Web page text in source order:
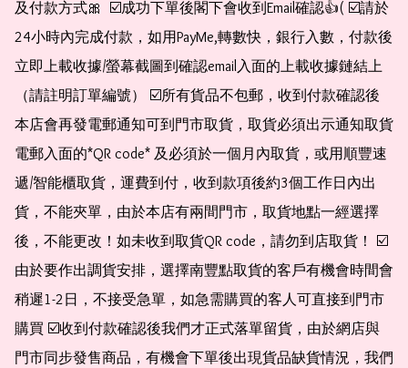
及付款方式🎀  ☑️成功下單後閣下會收到Email確認👍( ☑️請於
24小時內完成付款，如用PayMe,轉數快，銀行入數，付款後
立即上載收據/螢幕截圖到確認email入面的上載收據鏈結上
（請註明訂單編號） ☑️所有貨品不包郵，收到付款確認後
本店會再發電郵通知可到門市取貨，取貨必須出示通知取貨
電郵入面的*QR code* 及必須於一個月內取貨，或用順豐速
遞/智能櫃取貨，運費到付，收到款項後約3個工作日內出
貨，不能夾單，由於本店有兩間門市，取貨地點一經選擇
後，不能更改！如未收到取貨QR code，請勿到店取貨！ ☑️
由於要作出調貨安排，選擇南豐點取貨的客戶有機會時間會
稍遲1-2日，不接受急單，如急需購買的客人可直接到門市
購買 ☑️收到付款確認後我們才正式落單留貨，由於網店與
門市同步發售商品，有機會下單後出現貨品缺貨情況，我們